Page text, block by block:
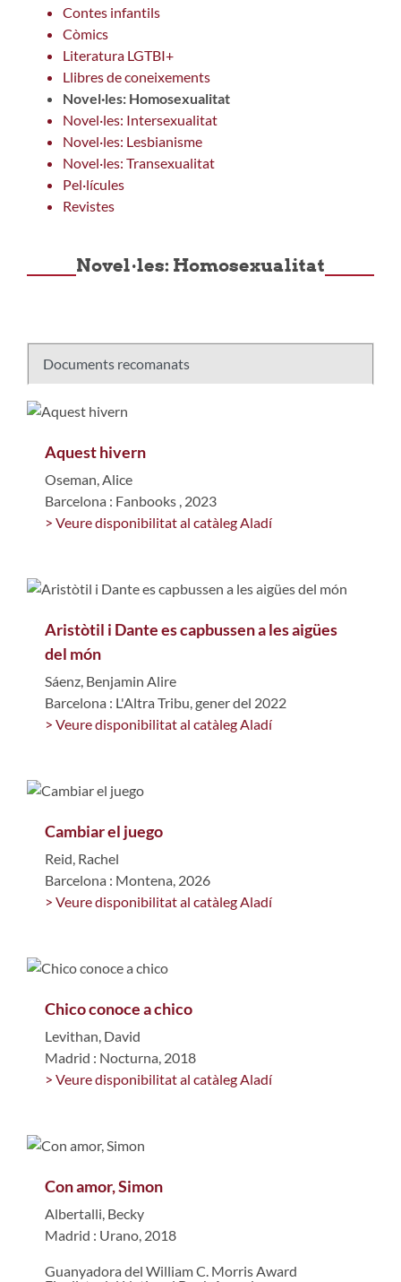
Contes infantils
Còmics
Literatura LGTBI+
Llibres de coneixements
Novel·les: Homosexualitat
Novel·les: Intersexualitat
Novel·les: Lesbianisme
Novel·les: Transexualitat
Pel·lícules
Revistes
Novel·les: Homosexualitat
Documents recomanats
Aquest hivern
Oseman, Alice
Barcelona : Fanbooks , 2023
> Veure disponibilitat al catàleg Aladí
Aristòtil i Dante es capbussen a les aigües
del món
Sáenz, Benjamin Alire
Barcelona : L'Altra Tribu, gener del 2022
> Veure disponibilitat al catàleg Aladí
Cambiar el juego
Reid, Rachel
Barcelona : Montena, 2026
> Veure disponibilitat al catàleg Aladí
Chico conoce a chico
Levithan, David
Madrid : Nocturna, 2018
> Veure disponibilitat al catàleg Aladí
Con amor, Simon
Albertalli, Becky
Madrid : Urano, 2018
Guanyadora del William C. Morris Award